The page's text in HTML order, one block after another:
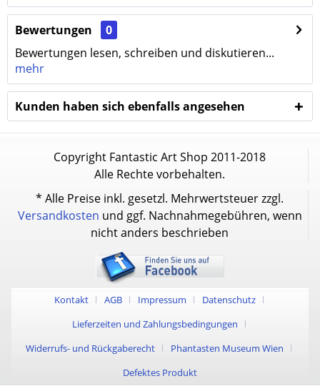
Bewertungen
0
Bewertungen lesen, schreiben und diskutieren...
mehr
Kunden haben sich ebenfalls angesehen
Copyright Fantastic Art Shop 2011-2018
Alle Rechte vorbehalten.
* Alle Preise inkl. gesetzl. Mehrwertsteuer zzgl.
Versandkosten und ggf. Nachnahmegebühren, wenn
nicht anders beschrieben
Kontakt AGB Impressum
Datenschutz
Lieferzeiten und Zahlungsbedingungen
Widerrufs- und Rückgaberecht
Phantasten Museum Wien
Defektes Produkt